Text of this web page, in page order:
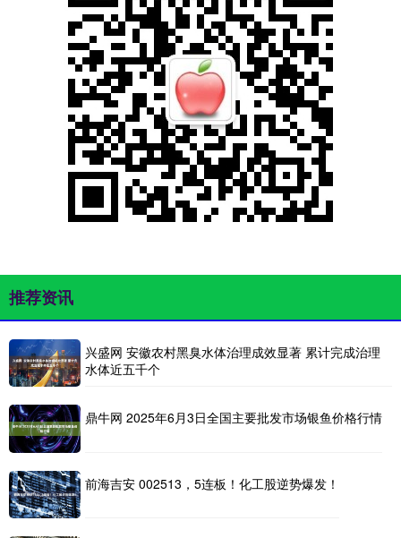
推荐资讯
兴盛网 安徽农村黑臭水体治理成效显著 累计完成治理
水体近五千个
鼎牛网 2025年6月3日全国主要批发市场银鱼价格行情
前海吉安 002513，5连板！化工股逆势爆发！